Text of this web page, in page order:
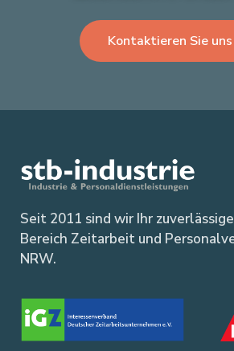
Kontaktieren Sie uns
Seit 2011 sind wir Ihr
Bereich Zeitarbeit und
NRW.